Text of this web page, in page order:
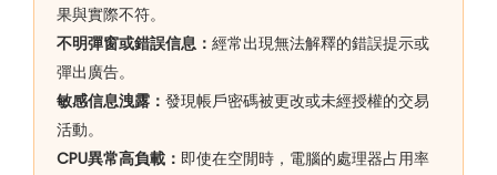
果與實際不符。
不明彈窗或錯誤信息： 經常出現無法解釋的錯誤提示或
彈出廣告。
敏感信息洩露： 發現帳戶密碼被更改或未經授權的交易
活動。
CPU異常高負載： 即使在空閒時，電腦的處理器占用率